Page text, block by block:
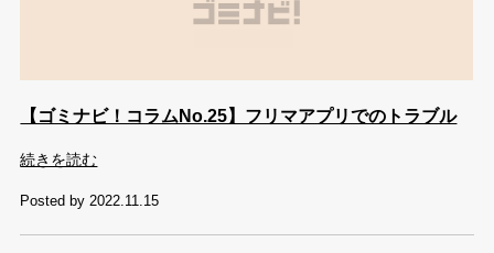
【ゴミナビ！コラムNo.25】フリマアプリでのトラブル
続きを読む
Posted by 2022.11.15